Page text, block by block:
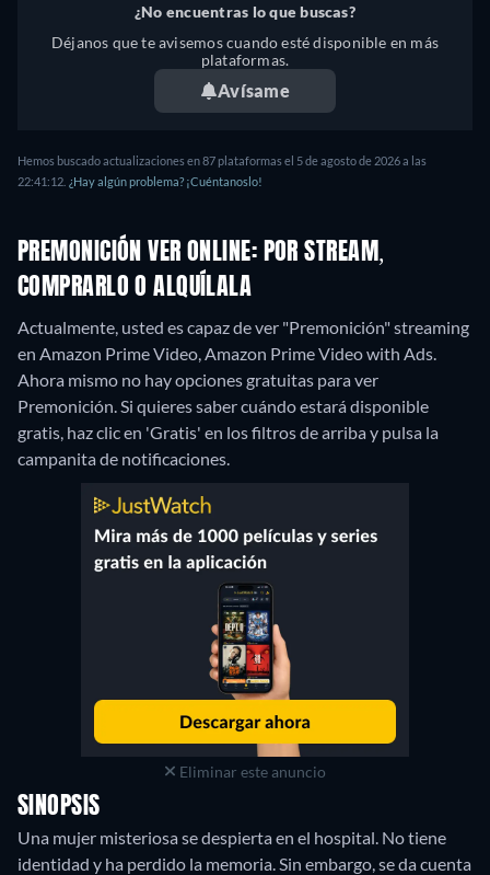
¿No encuentras lo que buscas?
Déjanos que te avisemos cuando esté disponible en más
plataformas.
Avísame
Hemos buscado actualizaciones en 87 plataformas el 5 de agosto de 2026 a las
22:41:12. ¿Hay algún problema? ¡Cuéntanoslo!
PREMONICIÓN VER ONLINE: POR STREAM,
COMPRARLO O ALQUÍLALA
Actualmente, usted es capaz de ver "Premonición" streaming
en Amazon Prime Video, Amazon Prime Video with Ads.
Ahora mismo no hay opciones gratuitas para ver
Premonición. Si quieres saber cuándo estará disponible
gratis, haz clic en 'Gratis' en los filtros de arriba y pulsa la
campanita de notificaciones.
Eliminar este anuncio
SINOPSIS
Una mujer misteriosa se despierta en el hospital. No tiene
identidad y ha perdido la memoria. Sin embargo, se da cuenta